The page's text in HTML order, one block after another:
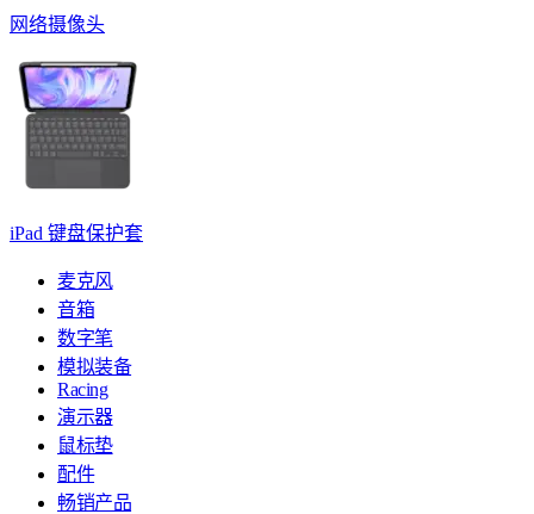
网络摄像头
iPad 键盘保护套
麦克风
音箱
数字笔
模拟装备
Racing
演示器
鼠标垫
配件
畅销产品